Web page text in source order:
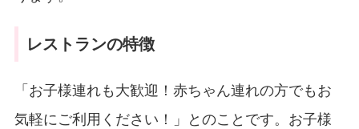
レストランの特徴
「お子様連れも大歓迎！赤ちゃん連れの方でもお
気軽にご利用ください！」とのことです。お子様